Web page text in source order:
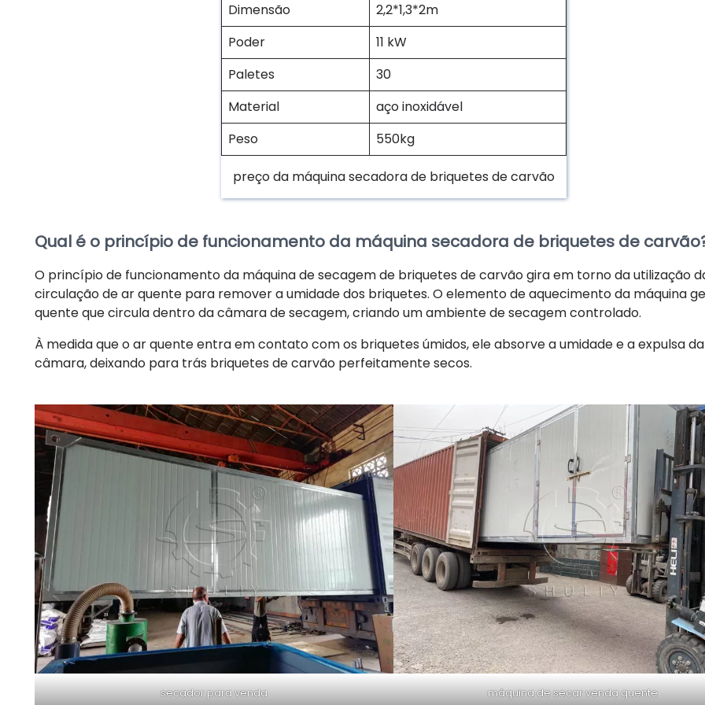
Dimensão
2,2*1,3*2m
Poder
11 kW
Paletes
30
Material
aço inoxidável
Peso
550kg
preço da máquina secadora de briquetes de carvão
Qual é o princípio de funcionamento da máquina secadora de briquetes de
O princípio de funcionamento da máquina de secagem de briquetes de carvão gira em torno da utilização
circulação de ar quente para remover a umidade dos briquetes. O elemento de aquecimento da máquina
quente que circula dentro da câmara de secagem, criando um ambiente de secagem controlado.
À medida que o ar quente entra em contato com os briquetes úmidos, ele absorve a umidade e a expulsa da
câmara, deixando para trás briquetes de carvão perfeitamente secos.
secador para venda máquina de secar venda quente